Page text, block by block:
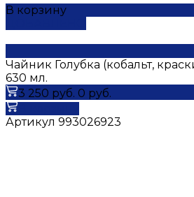
В корзину
Чайник Голубка (кобальт,
630 мл.
3 250 руб. 0 руб.
Артикул 993026923